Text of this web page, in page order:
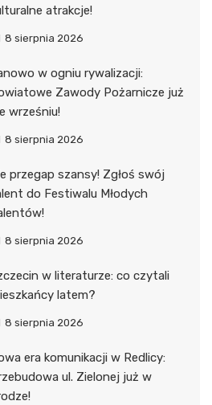
atrakcje!
8 sierpnia 2026
w ogniu rywalizacji:
Zawody Pożarnicze już
wrześniu!
8 sierpnia 2026
przegap szansy! Zgłoś swój
do Festiwalu Młodych
8 sierpnia 2026
w literaturze: co czytali
latem?
8 sierpnia 2026
era komunikacji w Redlicy:
ul. Zielonej już w